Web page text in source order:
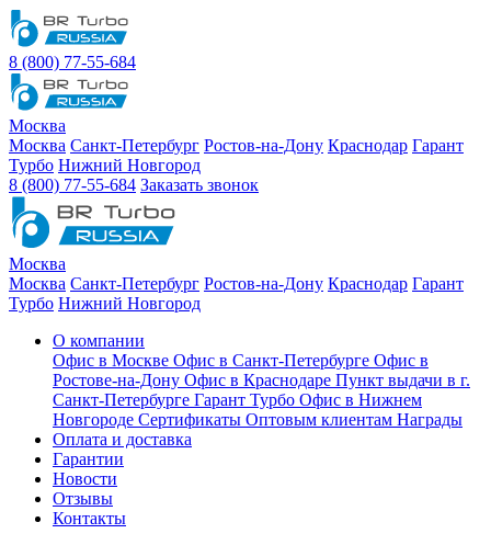
8 (800) 77-55-684
Москва
Москва Санкт-Петербург Ростов-на-Дону Краснодар Гарант
Турбо Нижний Новгород
8 (800) 77-55-684 Заказать звонок
Москва
Москва Санкт-Петербург Ростов-на-Дону Краснодар Гарант
Турбо Нижний Новгород
О компании
Офис в Москве Офис в Санкт-Петербурге Офис в
Ростове-на-Дону Офис в Краснодаре Пункт выдачи в г.
Санкт-Петербурге Гарант Турбо Офис в Нижнем
Новгороде Сертификаты Оптовым клиентам Награды
Оплата и доставка
Гарантии
Новости
Отзывы
Контакты